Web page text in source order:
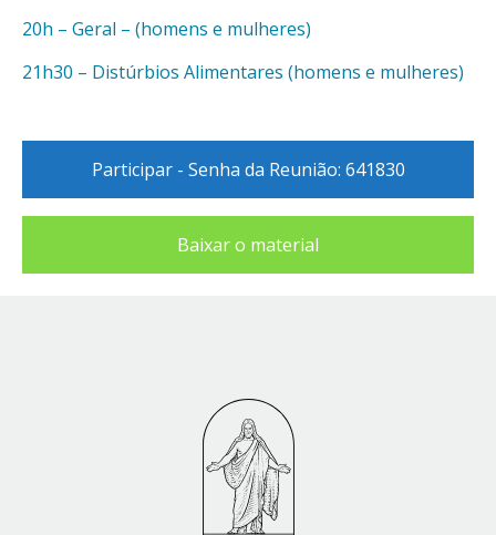
20h – Geral – (homens e mulheres)
21h30 – Distúrbios Alimentares (homens e mulheres)
Participar - Senha da Reunião: 641830
Baixar o material